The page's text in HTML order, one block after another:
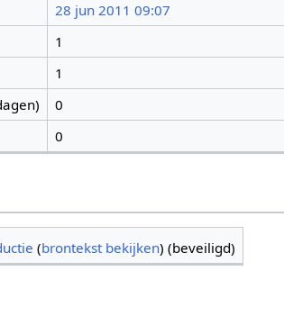
28 jun 2011 09:07
1
1
0
0
(brontekst bekijken) (beveiligd)